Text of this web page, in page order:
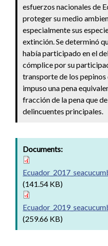
esfuerzos nacionales de
proteger su medio
especialmente sus
extinción. Se determinó
había participado en el
cómplice por su
transporte de los pepinos
impuso una pena
fracción de la pena que
delincuentes principales.
Documents:
(141.54 KB)
(259.66 KB)